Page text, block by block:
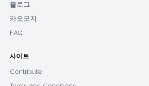
블로그
카오모지
FAQ
사이트
Contribute